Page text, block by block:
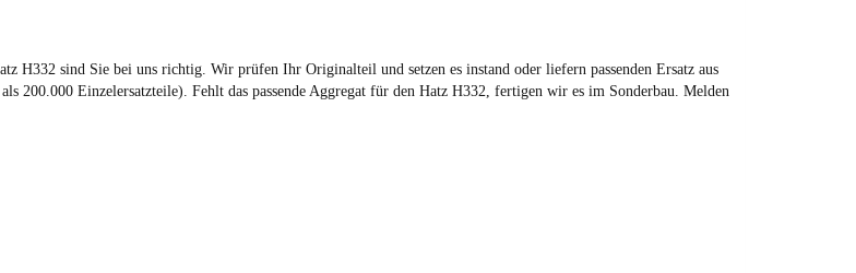
H332 sind Sie bei uns richtig. Wir prüfen Ihr Originalteil und setzen es instand oder liefern passenden Ersatz aus
200.000 Einzelersatzteile). Fehlt das passende Aggregat für den Hatz H332, fertigen wir es im Sonderbau. Melden